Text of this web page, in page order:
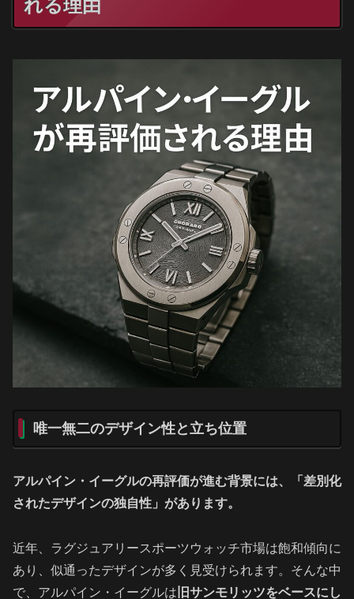
れる理由
唯一無二のデザイン性と立ち位置
アルパイン・イーグルの再評価が進む背景には、「差別化
されたデザインの独自性」があります。
近年、ラグジュアリースポーツウォッチ市場は飽和傾向に
あり、似通ったデザインが多く見受けられます。そんな中
で、アルパイン・イーグルは 旧サンモリッツをベースにし